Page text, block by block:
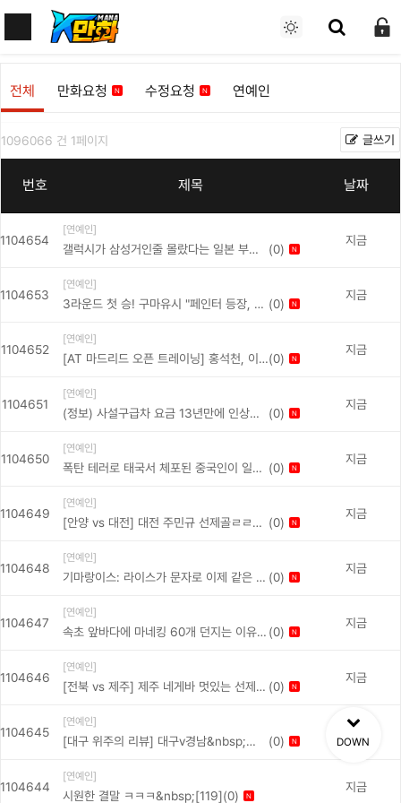
전체 만화요청 N 수정요청 N 연예인
1096066 건 1페이지 글쓰기
번호 제목 날짜
1104654
[연예인]
갤럭시가 삼성거인줄 몰랐다는 일본 부인
(0) N
지금
1104653
[연예인]
3라운드 첫 승! 구마유시 "페인터 등장, 대
1 승리 ...&nbsp;[109]
(0) N
지금
1104652
[연예인]
[AT 마드리드 오픈 트레이닝] 홍석천, 이
만 이강인...&nbsp;[32]
(0) N
지금
1104651
[연예인]
(정보) 사설구급차 요금 13년만에 인상
(0) N
지금
1104650
[연예인]
폭탄 테러로 태국서 체포된 중국인이 일부 (0) N
지금
1104649
[연예인]
[안양 vs 대전] 대전 주민규 선제골ㄹㄹㄹ (0) N
지금
1104648
[연예인]
기마랑이스: 라이스가 문자로 이제 같은 팀
ㅋㅋ&nbsp;[60]
(0) N
지금
1104647
[연예인]
속초 앞바다에 마네킹 60개 던지는 이유
(0) N
지금
1104646
[연예인]
[전북 vs 제주] 제주 네게바 멋있는 선제골
ㄹㄹㄹㄹ...&nbsp;[52]
(0) N
지금
1104645
[연예인]
[대구 위주의 리뷰] 대구v경남&nbsp;
(0) N
지금
1104644
[연예인]
시원한 결말 ㅋㅋㅋ&nbsp;[119](0) N
지금
DOWN